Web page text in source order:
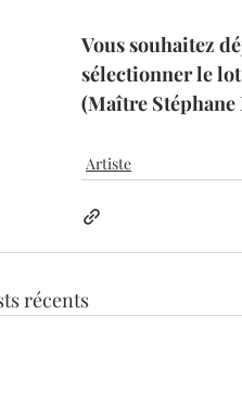
Vous souhaitez
sélectionner le
(Maître
Artiste
récents